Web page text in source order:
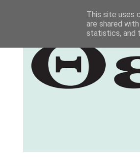
This site uses
are shared
statistics, and